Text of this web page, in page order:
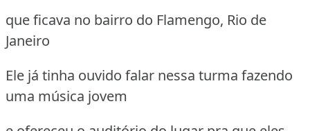
que ficava no bairro do Flamengo, Rio de
Janeiro
Ele já tinha ouvido falar nessa turma fazendo
uma música jovem